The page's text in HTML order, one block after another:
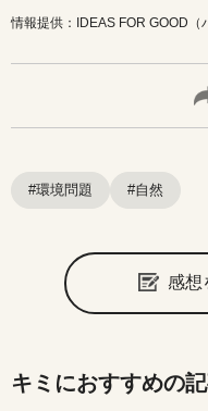
情報提供：IDEAS FOR GOOD（
#環境問題 #自然
感想
キミにおすすめの